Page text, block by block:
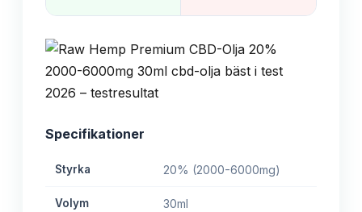
Specifikationer
Styrka 20% (2000-6000mg)
Volym 30ml